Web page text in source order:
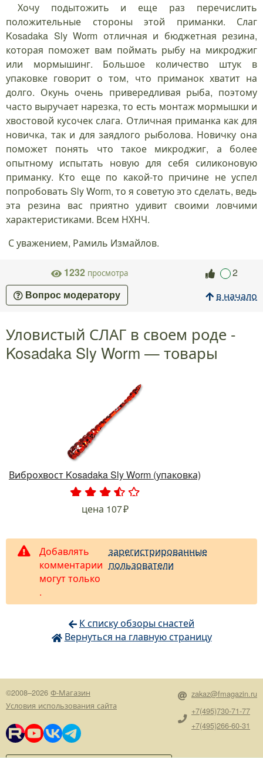
Хочу подытожить и еще раз перечислить
положительные стороны этой приманки. Слаг
Kosadaka Sly Worm отличная и бюджетная резина,
которая поможет вам поймать рыбу на микроджиг
или мормышинг. Большое количество штук в
упаковке говорит о том, что приманок хватит на
долго. Окунь очень привередливая рыба, поэтому
часто выручает нарезка, то есть монтаж мормышки и
хвостовой кусочек слага. Отличная приманка как для
новичка, так и для заядлого рыболова. Новичку она
поможет понять что такое микроджиг, а более
опытному испытать новую для себя силиконовую
приманку. Кто еще по какой-то причине не успел
попробовать Sly Worm, то я советую это сделать, ведь
эта резина вас приятно удивит своими ловчими
характеристиками. Всем НХНЧ.
С уважением, Рамиль Измайлов.
1232 просмотра 2
Вопрос модератору в начало
Уловистый СЛАГ в своем роде -
Kosadaka Sly Worm — товары
Виброхвост Kosadaka Sly Worm (упаковка)
. .
цена 107
Добавлять
комментарии
могут только
зарегистрированные
пользователи
.
К списку обзоры снастей
Вернуться на главную страницу
©2008–2026 Ф-Магазин
Условия использования сайта
zakaz@fmagazin.ru
+7(495)730-71-77
+7(495)266-60-31